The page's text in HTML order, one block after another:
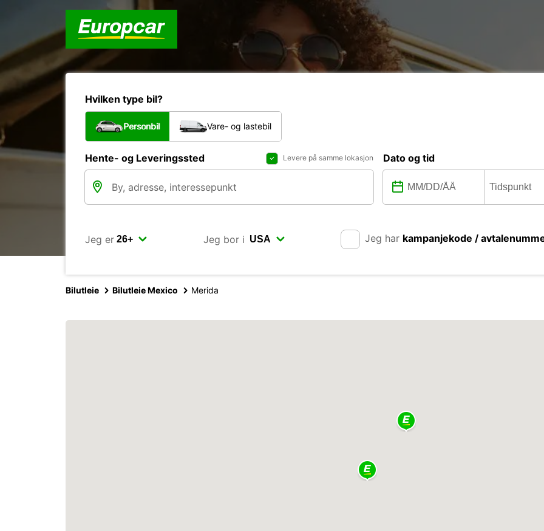
Hvilken type bil?
Personbil Vare- og lastebil
Hente- og Leveringssted Levere på samme lokasjon Dato og tid
Jeg er Jeg bor i Jeg har kampanjekode /
Bilutleie Bilutleie Mexico Merida